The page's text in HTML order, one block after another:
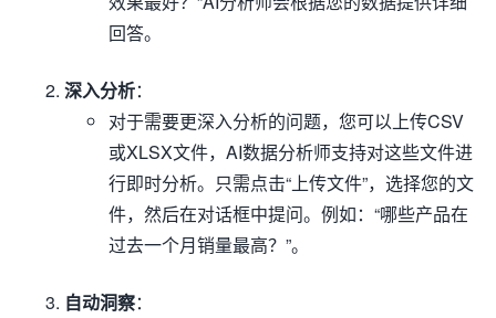
回答。
深入分析：
对于需要更深入分析的问题，您可以上传CSV
或XLSX文件，AI数据分析师支持对这些文件进
行即时分析。只需点击“上传文件”，选择您的文
件，然后在对话框中提问。例如：“哪些产品在
过去一个月销量最高？”。
自动洞察：